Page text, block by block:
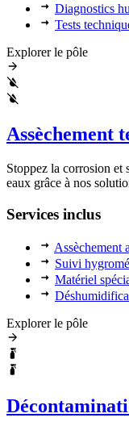
Diagnostics
Tests
Explorer le pôle
Assèchement
Stoppez la corrosion et
eaux grâce à nos
Services inclus
Assèchement
Suivi
Matériel
Explorer le pôle